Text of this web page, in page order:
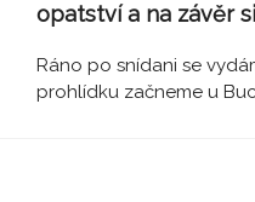
opatství a na závěr
Ráno po snídani se
prohlídku začneme u